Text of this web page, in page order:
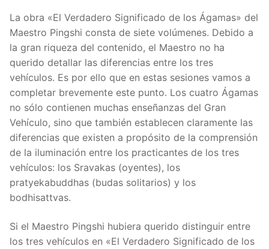
La obra «El Verdadero Significado de los Ágamas» del
Maestro Pingshi consta de siete volúmenes. Debido a
la gran riqueza del contenido, el Maestro no ha
querido detallar las diferencias entre los tres
vehículos. Es por ello que en estas sesiones vamos a
completar brevemente este punto. Los cuatro Ágamas
no sólo contienen muchas enseñanzas del Gran
Vehículo, sino que también establecen claramente las
diferencias que existen a propósito de la comprensión
de la iluminación entre los practicantes de los tres
vehículos: los Sravakas (oyentes), los
pratyekabuddhas (budas solitarios) y los
bodhisattvas.
Si el Maestro Pingshi hubiera querido distinguir entre
los tres vehículos en «El Verdadero Significado de los